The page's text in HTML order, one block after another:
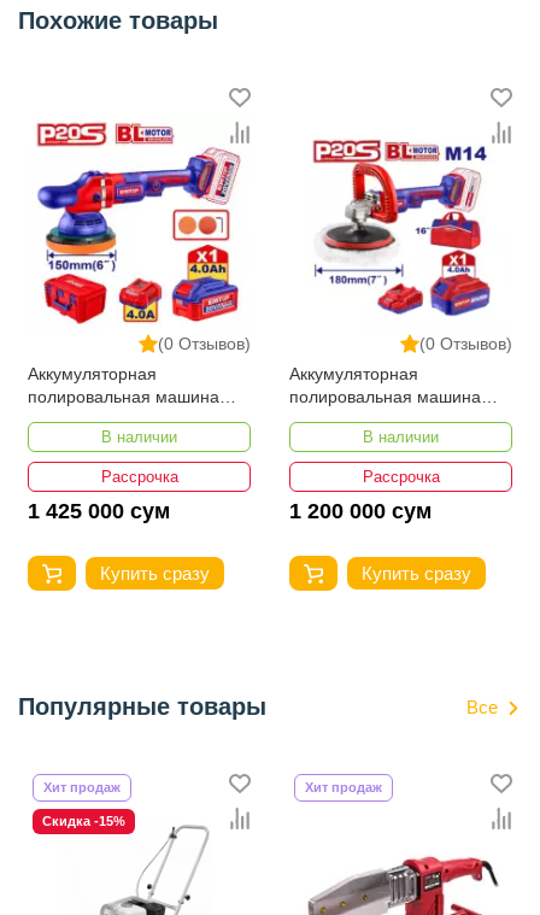
Похожие товары
(0 Отзывов)
Аккумуляторная
полировальная машина
EMTOP ELAP20158
В наличии
Рассрочка
1 425 000 сум
Купить сразу
(0 Отзывов)
Аккумуляторная
полировальная машина
EMTOP ELAP20188
В наличии
Рассрочка
1 200 000 сум
Купить сразу
Популярные товары Все
Хит продаж
Скидка -15%
Хит продаж